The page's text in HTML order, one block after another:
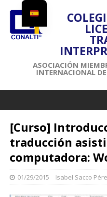
ASOCIACIÓN
INTERNACIONAL
[Curso]
traducción
computadora:
01/29/2015 Isabel Sacco